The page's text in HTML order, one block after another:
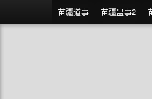
苗疆道事 苗疆蛊事2